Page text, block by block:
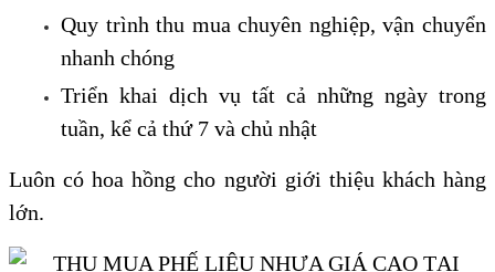
Quy trình thu mua chuyên nghiệp, vận chuyển
nhanh chóng
Triển khai dịch vụ tất cả những ngày trong
tuần, kể cả thứ 7 và chủ nhật
Luôn có hoa hồng cho người giới thiệu khách hàng
lớn.